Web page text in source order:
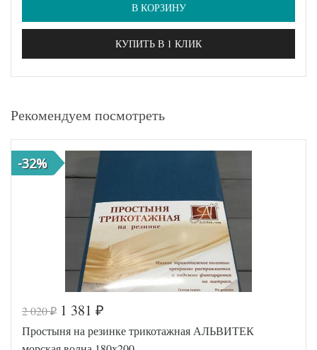
В КОРЗИНУ
КУПИТЬ В 1 КЛИК
Рекомендуем посмотреть
-32%
2 020₽ 1 381 ₽
Простыня на резинке трикотажная АЛЬВИТЕК